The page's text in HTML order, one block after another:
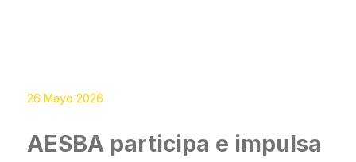
AESBA participa e impulsa
26 Mayo 2026